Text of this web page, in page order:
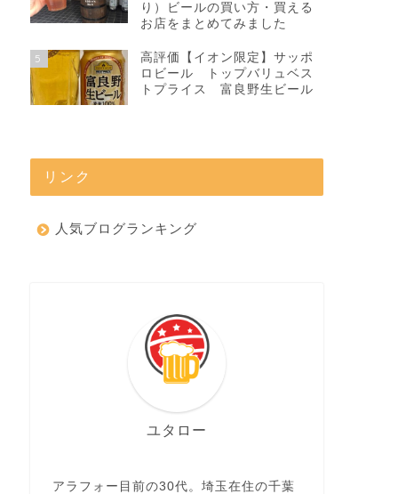
り）ビールの買い方・買える
お店をまとめてみました
5
高評価【イオン限定】サッポ
ロビール トップバリュベス
トプライス 富良野生ビール
リンク
人気ブログランキング
ユタロー
アラフォー目前の30代。埼玉在住の千葉